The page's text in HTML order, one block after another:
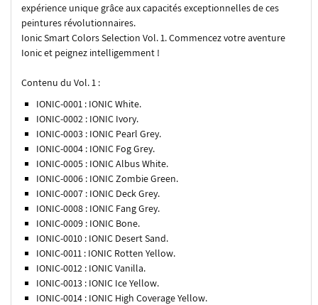
expérience unique grâce aux capacités exceptionnelles de ces
peintures révolutionnaires.
Ionic Smart Colors Selection Vol. 1. Commencez votre aventure
Ionic et peignez intelligemment !
Contenu du Vol. 1 :
IONIC-0001 : IONIC White.
IONIC-0002 : IONIC Ivory.
IONIC-0003 : IONIC Pearl Grey.
IONIC-0004 : IONIC Fog Grey.
IONIC-0005 : IONIC Albus White.
IONIC-0006 : IONIC Zombie Green.
IONIC-0007 : IONIC Deck Grey.
IONIC-0008 : IONIC Fang Grey.
IONIC-0009 : IONIC Bone.
IONIC-0010 : IONIC Desert Sand.
IONIC-0011 : IONIC Rotten Yellow.
IONIC-0012 : IONIC Vanilla.
IONIC-0013 : IONIC Ice Yellow.
IONIC-0014 : IONIC High Coverage Yellow.